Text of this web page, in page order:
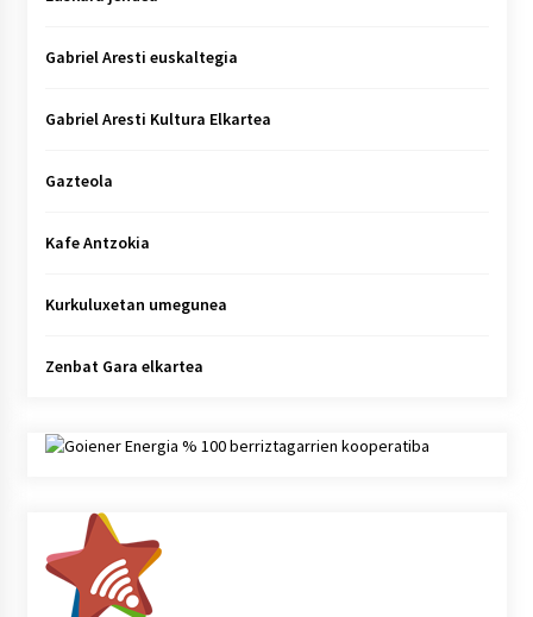
Gabriel Aresti euskaltegia
Gabriel Aresti Kultura Elkartea
Gazteola
Kafe Antzokia
Kurkuluxetan umegunea
Zenbat Gara elkartea